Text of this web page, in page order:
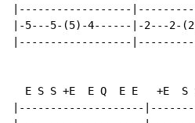
|------------------
|-5---5-(5)-4------|-2---2-
|------------------
E S S +E  E Q  E E   +E  S
|--------------------